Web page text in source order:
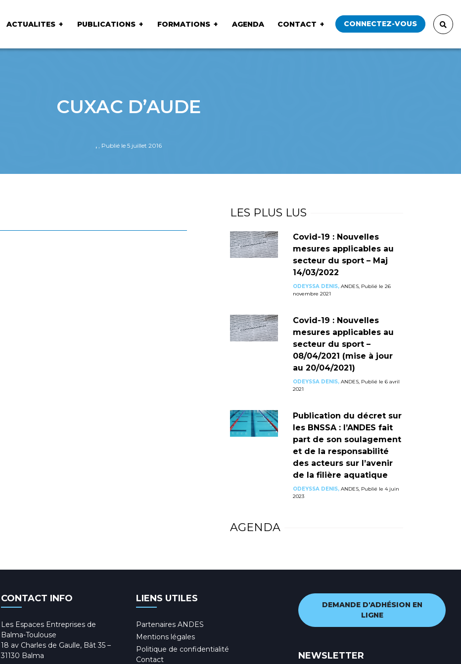
ACTUALITES PUBLICATIONS FORMATIONS AGENDA CONTACT CONNECTEZ-VOUS
CUXAC D’AUDE
, , Publié le 5 juillet 2016
LES PLUS LUS
Covid-19 : Nouvelles
mesures applicables au
secteur du sport – Maj
14/03/2022
ODEYSSA DENIS,ANDES, Publié le 26
novembre 2021
Covid-19 : Nouvelles
mesures applicables au
secteur du sport –
08/04/2021 (mise à jour
au 20/04/2021)
ODEYSSA DENIS,ANDES, Publié le 6 avril
2021
Publication du décret sur
les BNSSA : l’ANDES fait
part de son soulagement
et de la responsabilité
des acteurs sur l’avenir
de la filière aquatique
ODEYSSA DENIS,ANDES, Publié le 4 juin
2023
AGENDA
CONTACT INFO
Les Espaces Entreprises de
Balma-Toulouse
18 av Charles de Gaulle, Bât 35 –
31130 Balma
LIENS UTILES
Partenaires ANDES
Mentions légales
Politique de confidentialité
Contact
DEMANDE D'ADHÉSION EN
LIGNE
NEWSLETTER